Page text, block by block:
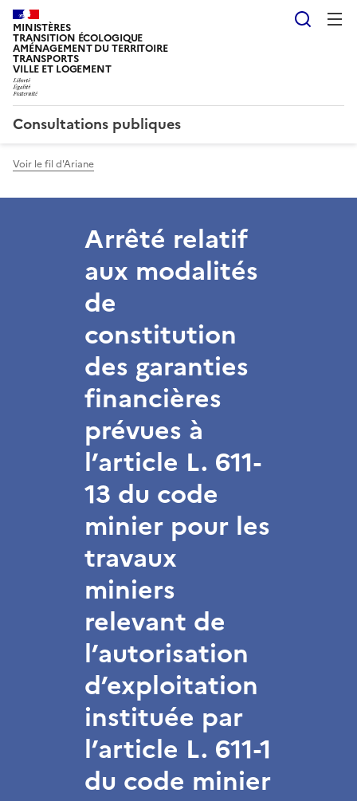
MINISTÈRES
TRANSITION ÉCOLOGIQUE
AMÉNAGEMENT DU TERRITOIRE
TRANSPORTS
VILLE ET LOGEMENT
Consultations publiques
Voir le fil d'Ariane
Arrêté relatif
aux modalités
de
constitution
des garanties
financières
prévues à
l’article L. 611-
13 du code
minier pour les
travaux
miniers
relevant de
l’autorisation
d’exploitation
instituée par
l’article L. 611-1
du code minier